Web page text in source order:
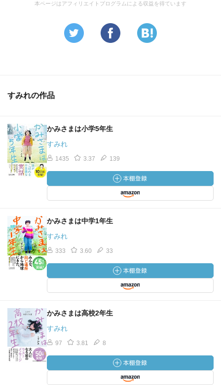
本ページはアフィリエイトプログラムによる収益を得ています
すみれの作品
かみさまは小学5年生
すみれ
1435 3.37 139
かみさまは中学1年生
すみれ
333 3.60 33
かみさまは高校2年生
すみれ
97 3.81 8